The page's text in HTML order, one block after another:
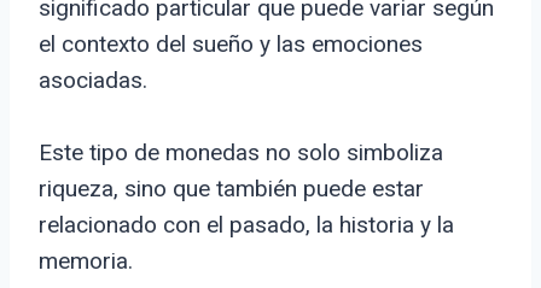
significado particular que puede variar según
el contexto del sueño y las emociones
asociadas.
Este tipo de monedas no solo simboliza
riqueza, sino que también puede estar
relacionado con el pasado, la historia y la
memoria.